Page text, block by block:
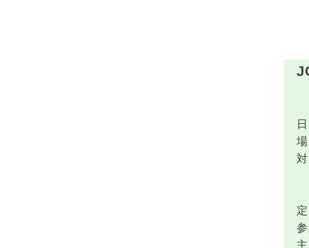
日
場
対
非
（
定
参
主